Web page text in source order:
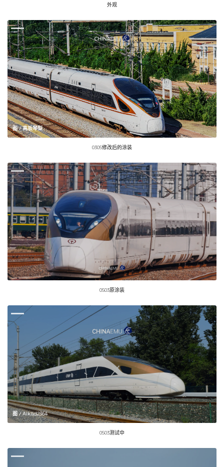
外观
图 / 高坂琴梨
0305修改后的涂装
0503原涂装
图 / Aiklld2364
0503测试中